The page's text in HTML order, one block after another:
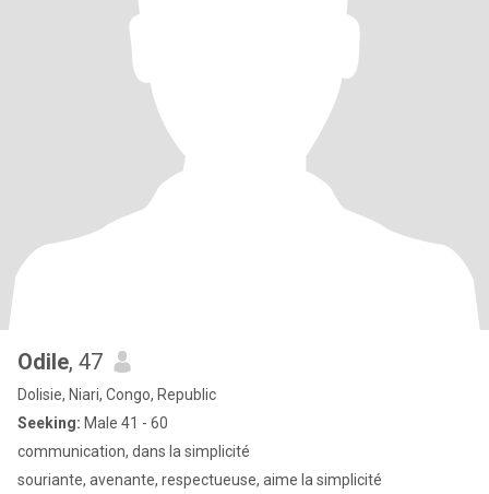
Odile, 47
Dolisie, Niari, Congo, Republic
Seeking: Male 41 - 60
communication, dans la simplicité
souriante, avenante, respectueuse, aime la simplicité